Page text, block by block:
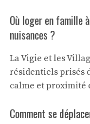
Où loger en famille
nuisances ?
La Vigie et les
résidentiels prisés
calme et proximité
Comment se